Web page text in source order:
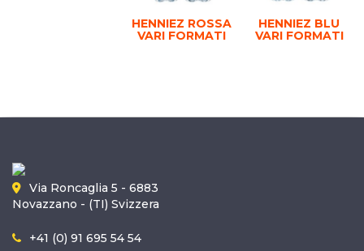
HENNIEZ ROSSA
VARI FORMATI
HENNIEZ BLU
VARI FORMATI
Via Roncaglia 5 - 6883
Novazzano - (TI) Svizzera
+41 (0) 91 695 54 54